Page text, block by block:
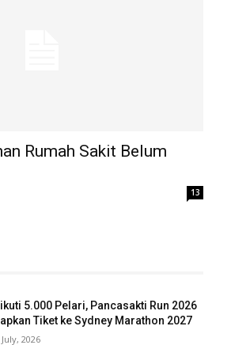
Rumah Sakit Belum
13
5.000 Pelari, Pancasakti Run 2026
Tiket ke Sydney Marathon 2027
2026